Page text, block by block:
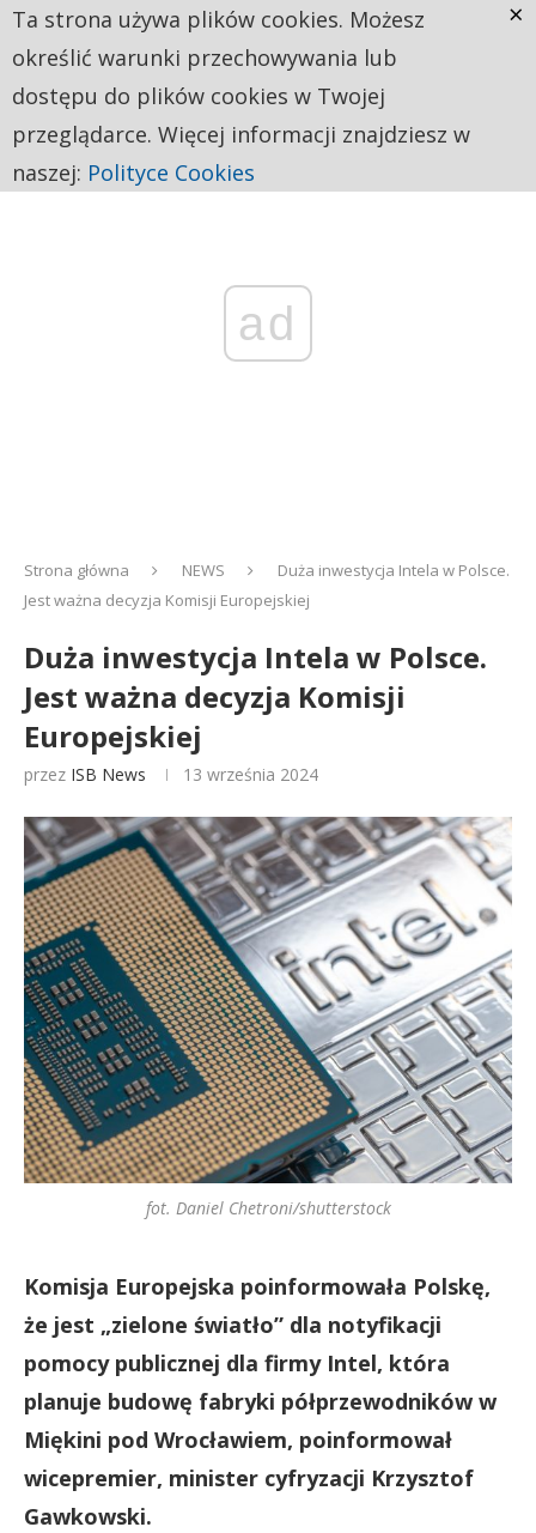
ad
Strona główna NEWS
Duża inwestycja Intela w Polsce.
Jest ważna decyzja Komisji Europejskiej
Duża inwestycja Intela w Polsce.
Jest ważna decyzja Komisji
Europejskiej
przez ISB News 13 września 2024
fot. Daniel Chetroni/shutterstock
Komisja Europejska poinformowała Polskę,
że jest „zielone światło” dla notyfikacji
pomocy publicznej dla firmy Intel, która
planuje budowę fabryki półprzewodników w
Miękini pod Wrocławiem, poinformował
wicepremier, minister cyfryzacji Krzysztof
Gawkowski.
Ta strona używa plików cookies. Możesz
określić warunki przechowywania lub
dostępu do plików cookies w Twojej
przeglądarce. Więcej informacji znajdziesz w
naszej: Polityce Cookies
×